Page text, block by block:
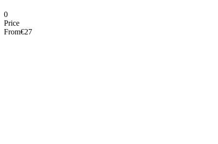
0
Price
From€27